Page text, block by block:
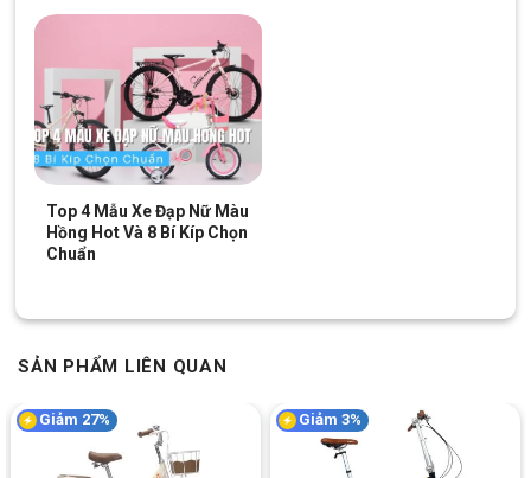
Bộ Group Shimano 1×6 tốc độ của Xe Đạp Gấp Fascino FD-25 20
Inch
Bộ bánh 20 inch kết hợp vành nhôm hai lớp
Xe Đạp Gấp Fascino FD25 sử dụng bộ bánh 20 inch kết hợp với
vành xe hợp kim nhôm hai lớp, tạo ra sự kết hợp lý tưởng giữa
trọng lượng nhẹ và độ bền cao.
hình.
Top 4 Mẫu Xe Đạp Nữ Màu
Hồng Hot Và 8 Bí Kíp Chọn
Chuẩn
SẢN PHẨM LIÊN QUAN
Giảm 27% Giảm 3%